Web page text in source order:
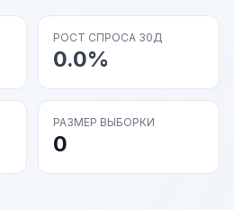
РОСТ СПРОСА 30Д
0.0%
РАЗМЕР ВЫБОРКИ
0